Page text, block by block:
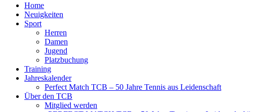
Home
Neuigkeiten
Sport
Herren
Damen
Jugend
Platzbuchung
Training
Jahreskalender
Perfect Match TCB – 50 Jahre Tennis aus Leidenschaft
Über den TCB
Mitglied werden